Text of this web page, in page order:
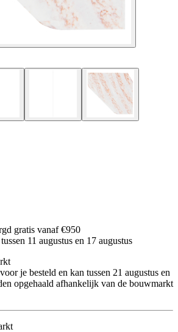
gratis vanaf €950
11 augustus en 17 augustus
je besteld en kan tussen 21 augustus en
opgehaald afhankelijk van de bouwmarkt